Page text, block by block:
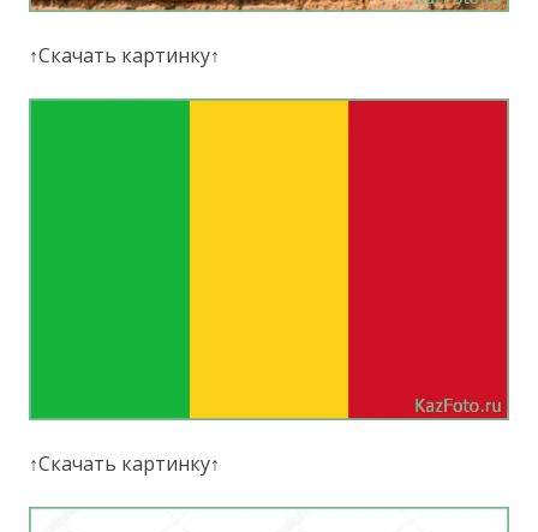
↑Скачать картинку↑
↑Скачать картинку↑